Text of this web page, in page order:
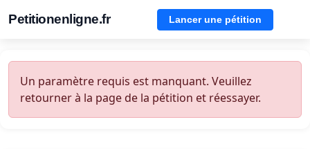
Petitionenligne.fr Lancer une pétition
Un paramètre requis est manquant. Veuillez
retourner à la page de la pétition et réessayer.